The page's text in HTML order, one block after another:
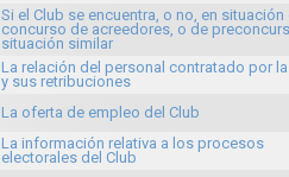
Si el Club se encuentra, o no, en situación
concurso de acreedores, o de
situación similar
La relación del personal contratado por
y sus retribuciones
La oferta de empleo del Club
La información relativa a los procesos
electorales del Club